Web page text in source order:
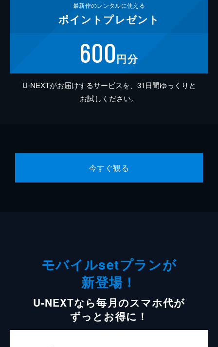
最新作のレンタルに使える
ポイント プレゼント
600円分
U-NEXTがお届けするサービスを、31日間ゆっくりと
お試しください。
今すぐ観る
モバイルsetプランが
新登場！
U-NEXTなら毎月のスマホ代が
ずっとお得に！